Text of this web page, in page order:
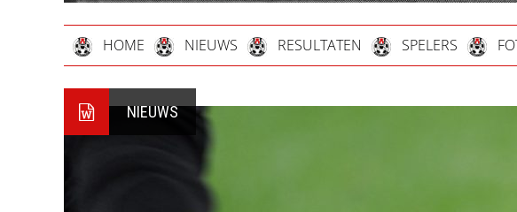
HOME NIEUWS RESULTATEN SPELERS
NIEUWS